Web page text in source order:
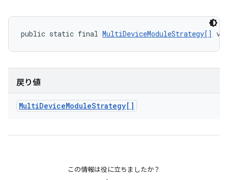
public static final MultiDeviceModuleStrategy[]
戻り値
MultiDeviceModuleStrategy[]
この情報は役に立ちましたか？